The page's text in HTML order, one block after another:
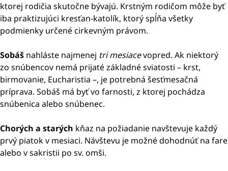
ktorej rodičia skutočne bývajú. Krstným rodičom môže byť
iba praktizujúci kresťan-katolík, ktorý spĺňa všetky
podmienky určené cirkevným právom.
Sobáš nahláste najmenej tri mesiacevopred. Ak niektorý
zo snúbencov nemá prijaté základné sviatosti – krst,
birmovanie, Eucharistia –, je potrebná šesťmesačná
príprava. Sobáš má byť vo farnosti, z ktorej pochádza
snúbenica alebo snúbenec.
Chorých a starých kňaz na požiadanie navštevuje každý
prvý piatok v mesiaci. Návštevu je možné dohodnúť na fare
alebo v sakristii po sv. omši.